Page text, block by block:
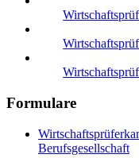
Formulare
Berufsgesellschaft